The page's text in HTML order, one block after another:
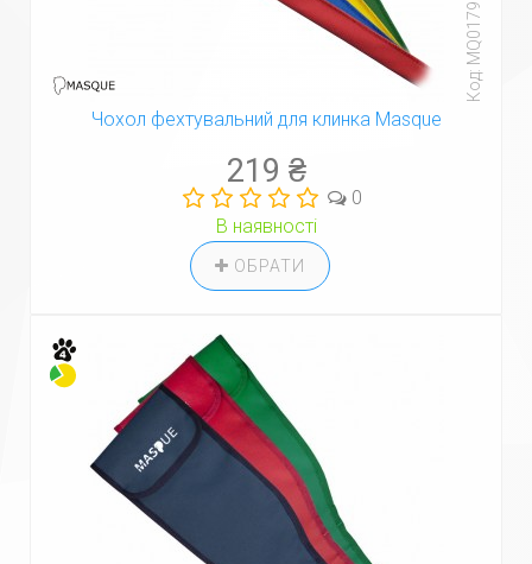
Код: MQ0179
Чохол фехтувальний для клинка Masque
219 ₴
0
В наявності
ОБРАТИ